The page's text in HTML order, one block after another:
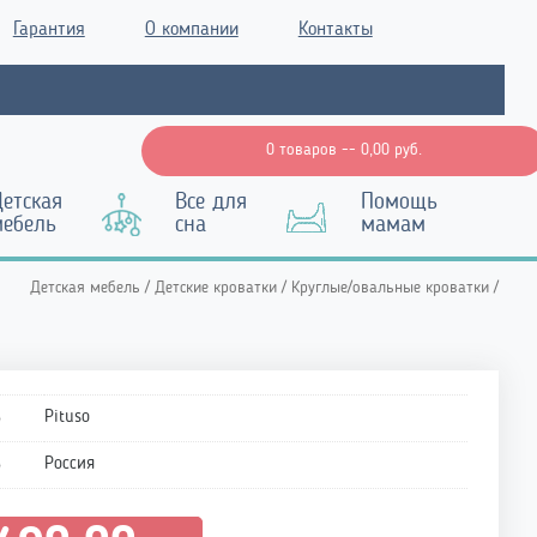
Гарантия О компании Контакты
0 товаров -- 0,00 руб.
Все для
сна
Помощь
мамам
Детская мебель / Детские кроватки / Круглые/овальные кроватки /
Pituso
Россия